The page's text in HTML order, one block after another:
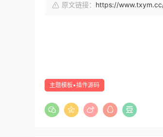
原文链接： https://
主题模板▪插件源码